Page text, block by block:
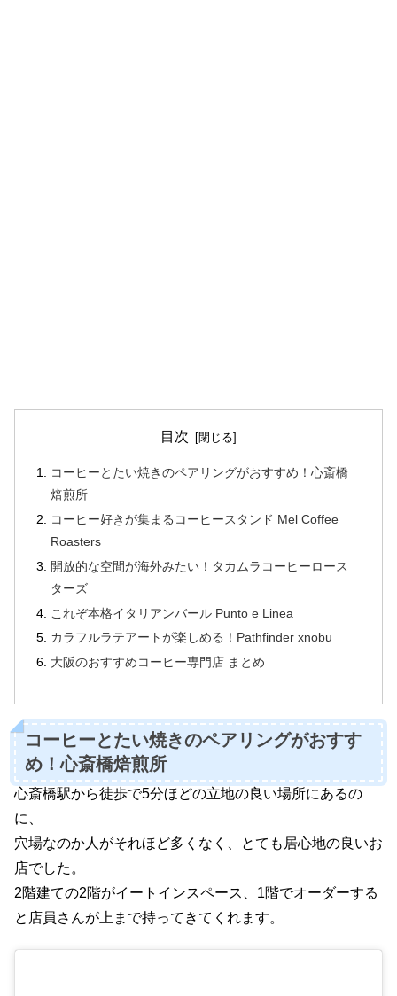
目次
コーヒーとたい焼きのペアリングがおすすめ！心斎橋
焙煎所
コーヒー好きが集まるコーヒースタンド Mel Coffee
Roasters
開放的な空間が海外みたい！タカムラコーヒーロース
ターズ
これぞ本格イタリアンバール Punto e Linea
カラフルラテアートが楽しめる！Pathfinder xnobu
大阪のおすすめコーヒー専門店 まとめ
コーヒーとたい焼きのペアリングがおすす
め！心斎橋焙煎所
心斎橋駅から徒歩で5分ほどの立地の良い場所にあるの
に、
穴場なのか人がそれほど多くなく、とても居心地の良いお
店でした。
2階建ての2階がイートインスペース、1階でオーダーする
と店員さんが上まで持ってきてくれます。